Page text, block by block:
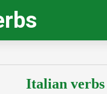
Italian